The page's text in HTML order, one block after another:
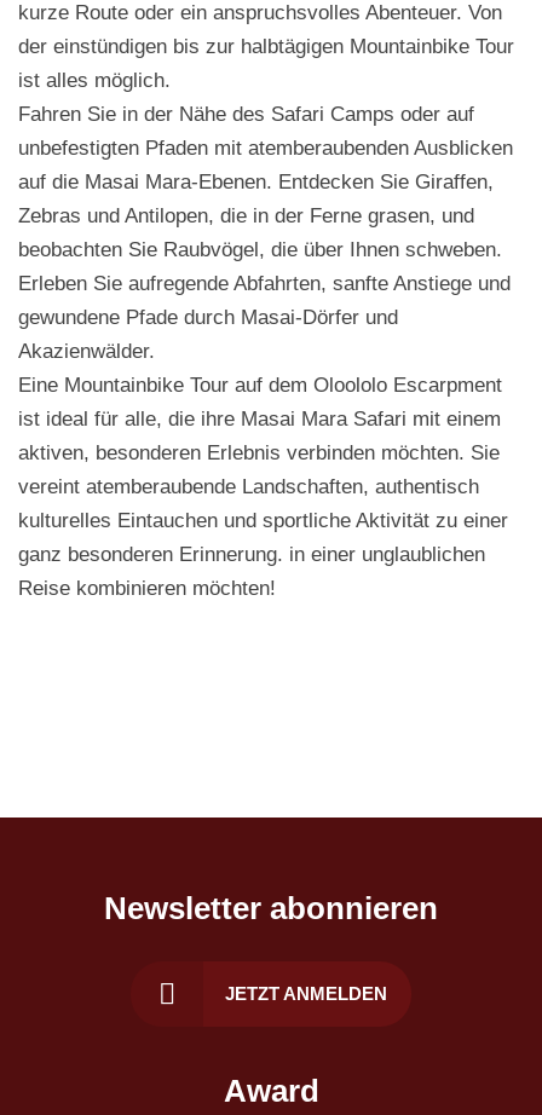
kurze Route oder ein anspruchsvolles Abenteuer. Von
der einstündigen bis zur halbtägigen Mountainbike Tour
ist alles möglich.
Fahren Sie in der Nähe des Safari Camps oder auf
unbefestigten Pfaden mit atemberaubenden Ausblicken
auf die Masai Mara-Ebenen. Entdecken Sie Giraffen,
Zebras und Antilopen, die in der Ferne grasen, und
beobachten Sie Raubvögel, die über Ihnen schweben.
Erleben Sie aufregende Abfahrten, sanfte Anstiege und
gewundene Pfade durch Masai-Dörfer und
Akazienwälder.
Eine Mountainbike Tour auf dem Oloololo Escarpment
ist ideal für alle, die ihre Masai Mara Safari mit einem
aktiven, besonderen Erlebnis verbinden möchten. Sie
vereint atemberaubende Landschaften, authentisch
kulturelles Eintauchen und sportliche Aktivität zu einer
ganz besonderen Erinnerung. in einer unglaublichen
Reise kombinieren möchten!
Newsletter abonnieren
JETZT ANMELDEN
Award